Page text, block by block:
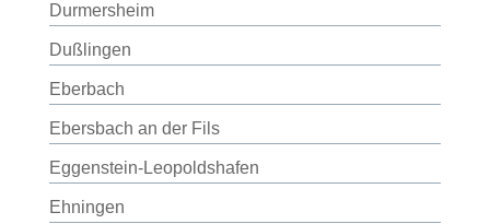
Durmersheim
Dußlingen
Eberbach
Ebersbach an der Fils
Eggenstein-Leopoldshafen
Ehningen